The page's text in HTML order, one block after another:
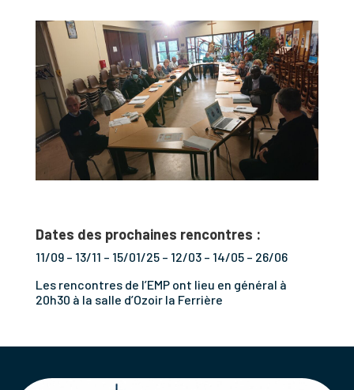
Dates des prochaines rencontres :
11/09 – 13/11 – 15/01/25 – 12/03 – 14/05 – 26/06
Les rencontres de l’EMP ont lieu en général à
20h30 à la salle d’Ozoir la Ferrière